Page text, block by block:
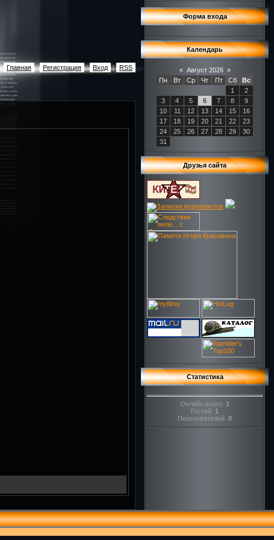
Главная | Регистрация | Вход | RSS
Форма входа
Календарь
« Август 2026 »
Пн
Вт Ср Чт Пт Сб
Вс
1
2
3
4 5 6 7 8
9
10
11 12 13 14 15
16
17
18 19 20 21 22
23
24
25 26 27 28 29
30
31
Друзья сайта
Статистика
Онлайн всего: 1
Гостей: 1
Пользователей: 0